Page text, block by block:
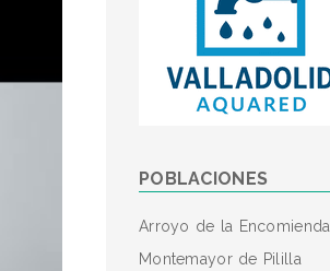
POBLACIONES
Arroyo de la Encomienda
Montemayor de Pililla